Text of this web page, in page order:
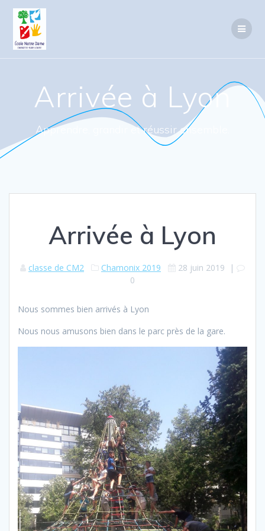
Arrivée à Lyon
Apprendre, grandir et réussir ensemble.
Arrivée à Lyon
classe de CM2 Chamonix 2019 28 juin 2019 |
0
Nous sommes bien arrivés à Lyon
Nous nous amusons bien dans le parc près de la gare.